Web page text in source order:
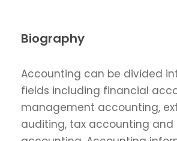
Biography
Accounting can be divided
fields including financial
management accounting,
auditing, tax accounting and